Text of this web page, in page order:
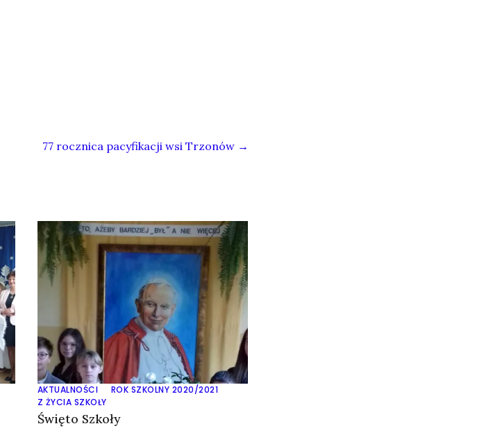
77 rocznica pacyfikacji wsi Trzonów →
AKTUALNOŚCI
ROK SZKOLNY 2020/2021
Z ŻYCIA SZKOŁY
Święto Szkoły